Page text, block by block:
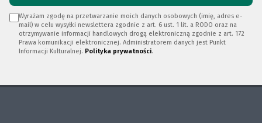
Wyrażam zgodę na przetwarzanie moich danych osobowych (imię, adres e-
mail) w celu wysyłki newslettera zgodnie z art. 6 ust. 1 lit. a RODO oraz na
otrzymywanie informacji handlowych drogą elektroniczną zgodnie z art. 172
Prawa komunikacji elektronicznej. Administratorem danych jest Punkt
Informacji Kulturalnej. Polityka prywatności.